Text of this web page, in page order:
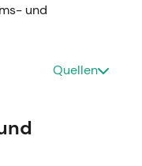
und
in den DAX
DAX-Index
Quellen